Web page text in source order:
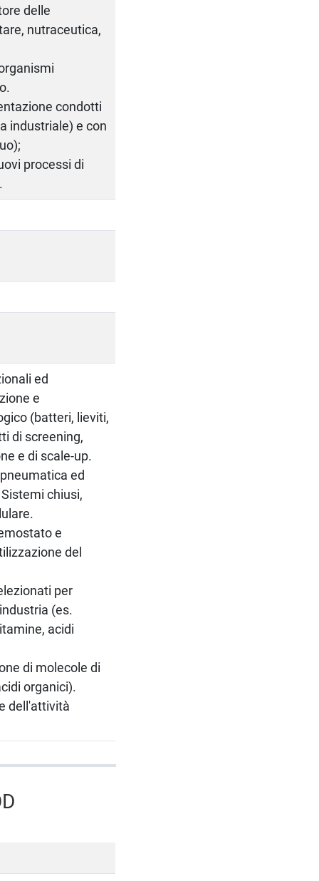
delle
nutraceutica,
condotti
industriale) e con
processi di
ed
e
(batteri, lieviti,
di screening,
e di scale-up.
ed
chiusi,
e
del
per
(es.
acidi
di molecole di
organici).
dell'attività